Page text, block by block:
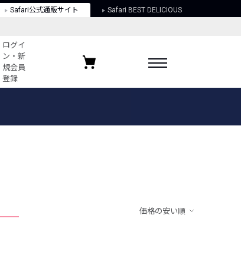
Safari公式通販サイト Safari BEST DELICIOUS
ログイ
ン・新
規会員
登録
お気に入りブランド
価格の安い順